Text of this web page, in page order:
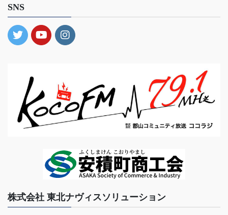
SNS
株式会社 東北ナヴィスソリューション